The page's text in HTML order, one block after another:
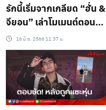
รักนี้เริ่มจากเกลียด “ฮั่น &
จียอน” เล่าโมเมนต์ตอน
เจอกันวันแรกในกองถ่าย
16 มิ.ย. 2566 11:37 น.